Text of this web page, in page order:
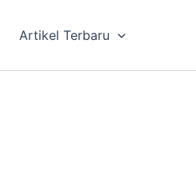
Artikel Terbaru